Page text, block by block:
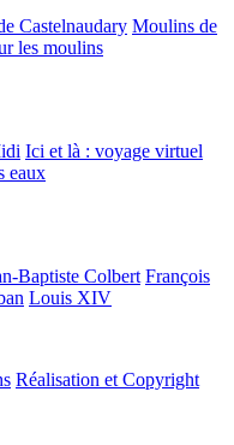
Castelnaudary Moulins de
les moulins
Ici et là : voyage virtuel
eaux
Baptiste Colbert François
Louis XIV
Réalisation et Copyright